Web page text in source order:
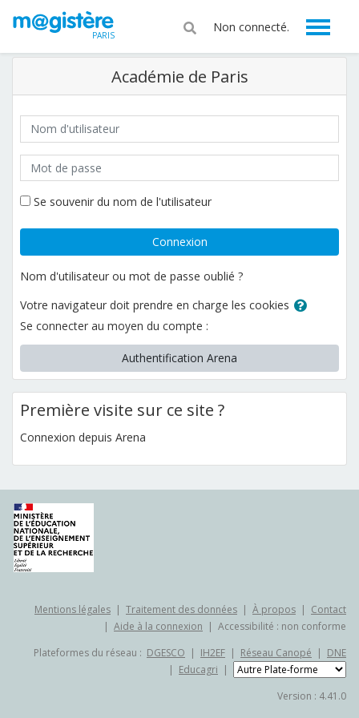
Passer au contenu principal
PARIS
Non connecté.
Académie de Paris
Nom d'utilisateur
Mot de passe
Se souvenir du nom de l'utilisateur
Connexion
Nom d'utilisateur ou mot de passe oublié ?
Votre navigateur doit prendre en charge les cookies
Se connecter au moyen du compte :
Authentification Arena
Première visite sur ce site ?
Connexion depuis Arena
Mentions légales | Traitement des données | À propos | Contact
| Aide à la connexion | Accessibilité : non conforme
Plateformes du réseau : DGESCO | IH2EF | Réseau Canopé | DNE
| Educagri |
Version : 4.41.0